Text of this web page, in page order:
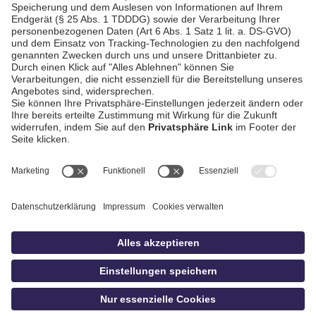
AGB / Gewinnspiele
Datenschutz
Impressum
idowa
Privatsphäre